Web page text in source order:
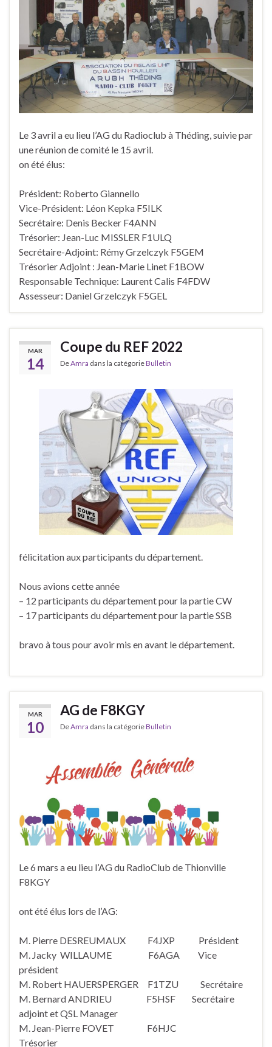
Le 3 avril a eu lieu l’AG du Radioclub à Théding, suivie par
une réunion de comité le 15 avril.
on été élus:
Président: Roberto Giannello
Vice-Président: Léon Kepka F5ILK
Secrétaire: Denis Becker F4ANN
Trésorier: Jean-Luc MISSLER F1ULQ
Secrétaire-Adjoint: Rémy Grzelczyk F5GEM
Trésorier Adjoint : Jean-Marie Linet F1BOW
Responsable Technique: Laurent Calis F4FDW
Assesseur: Daniel Grzelczyk F5GEL
MAR
14
Coupe du REF 2022
DeAmra dans la catégorieBulletin
félicitation aux participants du département.
Nous avions cette année
– 12 participants du département pour la partie CW
– 17 participants du département pour la partie SSB
bravo à tous pour avoir mis en avant le département.
MAR
10
AG de F8KGY
DeAmra dans la catégorieBulletin
Le 6 mars a eu lieu l’AG du RadioClub de Thionville
F8KGY
ont été élus lors de l’AG:
M. Pierre DESREUMAUX F4JXP Président
M. Jacky WILLAUME F6AGA Vice
président
M. Robert HAUERSPERGER F1TZU Secrétaire
M. Bernard ANDRIEU F5HSF Secrétaire
adjoint et QSL Manager
M. Jean-Pierre FOVET F6HJC
Trésorier